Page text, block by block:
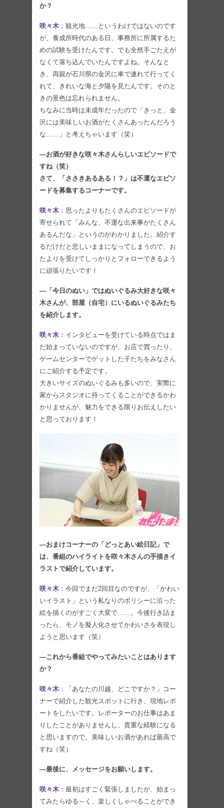
か？
咲々木 ：観光地……というわけではないのです
が、養成所時代のある日、事務所に所属するた
めの試験を受けたんです。でも全然手ごたえが
なくて落ち込んでいたんですよね。そんなと
き、両親が石川県の金沢に車で連れて行ってく
れて、きれいな海と夕陽を見たんです。そのと
きの景色は忘れられません。
ちなみに当時は未成年だったので「きっと、金
沢には美味しいお酒がたくさんあったんだろう
な……」と考えちゃいます（笑）
―お酒が好きな咲々木さんらしいエピソードで
すね（笑）
さて、「ささきあるある！？」は不運なエピソ
ードを募集するコーナーです。
咲々木 ：思ったよりもたくさんのエピソードが
寄せられて「みんな、不運な出来事がたくさん
あるんだな」というのがわかりました。紹介す
るだけだと悲しいままになってしまうので、お
たよりを受けてしっかりとフォローできるよう
に頑張りたいです！
―「今日のぬい」ではぬいぐるみ大好きな咲々
木さんが、部屋（自宅）にいるぬいぐるみたち
を紹介します。
咲々木 ：インタビューを受けている時点ではま
だ始まっていないのですが、お店で買ったり、
ゲームセンターでゲットした子たちをみなさん
にご紹介する予定です。
大きいサイズのぬいぐるみも多いので、実際に
家からスタジオに持ってくることができるかわ
かりませんが、魅力をできる限りお伝えしたい
と思っております！
―おまけコーナーの「どっとあい絵日記」で
は、番組のハイライトを咲々木さんの手描きイ
ラストで紹介しています。
咲々木 ：今回でまだ2回目なのですが、「かわい
いイラスト」という私なりのポリシーに沿った
絵を描くのがすごく大変で……。今後行き詰ま
ったら、モノを擬人化させてかわいさを表現し
ようと思います（笑）
―これから番組でやってみたいことはあります
か？
咲々木 ：「あなたの川越、どこですか？」コー
ナーで紹介した観光スポットに行き、現地レポ
ートをしたいです。レポーターのお仕事はあま
りしたことがありませんし、貴重な経験になる
と思いますので。美味しいお酒があれば最高で
すね（笑）
―最後に、メッセージをお願いします。
咲々木 ：最初はすごく緊張しましたが、始まっ
てみたらゆる～く、楽しくしゃべることができ